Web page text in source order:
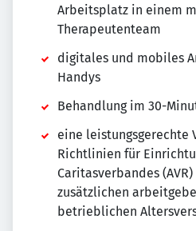
Arbeitsplatz in einem
Therapeutenteam
digitales und mobiles
Handys
Behandlung im 30-
eine leistungsgerechte
Richtlinien für
Caritasverbandes
zusätzlichen
betrieblichen